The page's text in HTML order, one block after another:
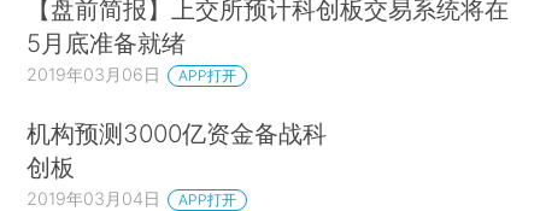
【盘前简报】上交所预计科创板交易系统将在
5月底准备就绪
2019年03月06日 APP打开
机构预测3000亿资金备战科
创板
2019年03月04日 APP打开